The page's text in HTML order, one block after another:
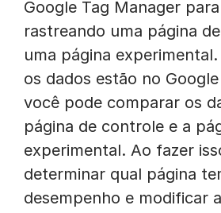
Google Tag Manager
rastreando uma página
uma página
os dados estão no
você pode comparar os
página de controle e a
experimental. Ao fazer
determinar qual página
desempenho e modificar